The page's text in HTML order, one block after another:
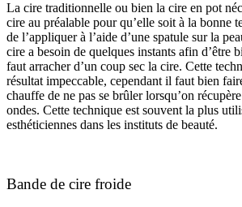
La cire traditionnelle ou bien la cire en pot
cire au préalable pour qu’elle soit à la bonne
de l’appliquer à l’aide d’une spatule sur la
cire a besoin de quelques instants afin d’être
faut arracher d’un coup sec la cire. Cette
résultat impeccable, cependant il faut bien
chauffe de ne pas se brûler lorsqu’on
ondes. Cette technique est souvent la plus
esthéticiennes dans les instituts de beauté.
Bande de cire froide